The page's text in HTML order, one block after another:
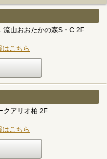
山おおたかの森S・C 2F
こちら
クアリオ柏 2F
こちら